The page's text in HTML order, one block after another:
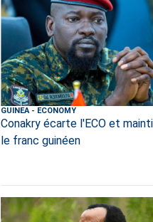
GUINEA- ECONOMY
Conakry écarte l'ECO et
le franc guinéen